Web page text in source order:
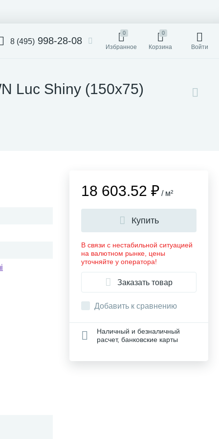
8 (495) 998-28-08
0
Избранное
0
Корзина Войти
Luc Shiny (150x75)
18 603.52 ₽ / м²
Купить
В связи с нестабильной ситуацией
на валютном рынке, цены
уточняйте у оператора!
Заказать товар
Добавить к сравнению
Наличный и безналичный
расчет, банковские карты